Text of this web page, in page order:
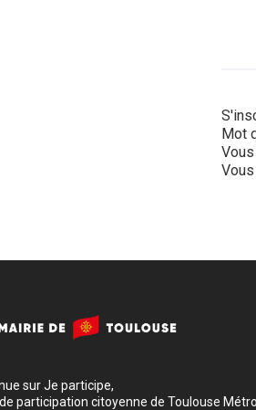
Mot
sur Je participe,
participation citoyenne de Toulouse